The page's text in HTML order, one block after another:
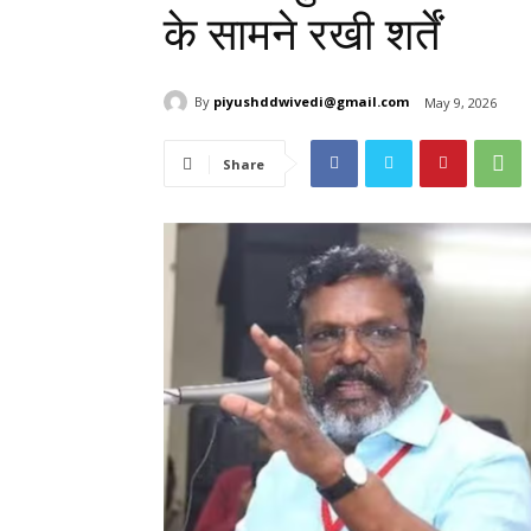
के सामने रखी शर्तें
By piyushddwivedi@gmail.com May 9, 2026
Share